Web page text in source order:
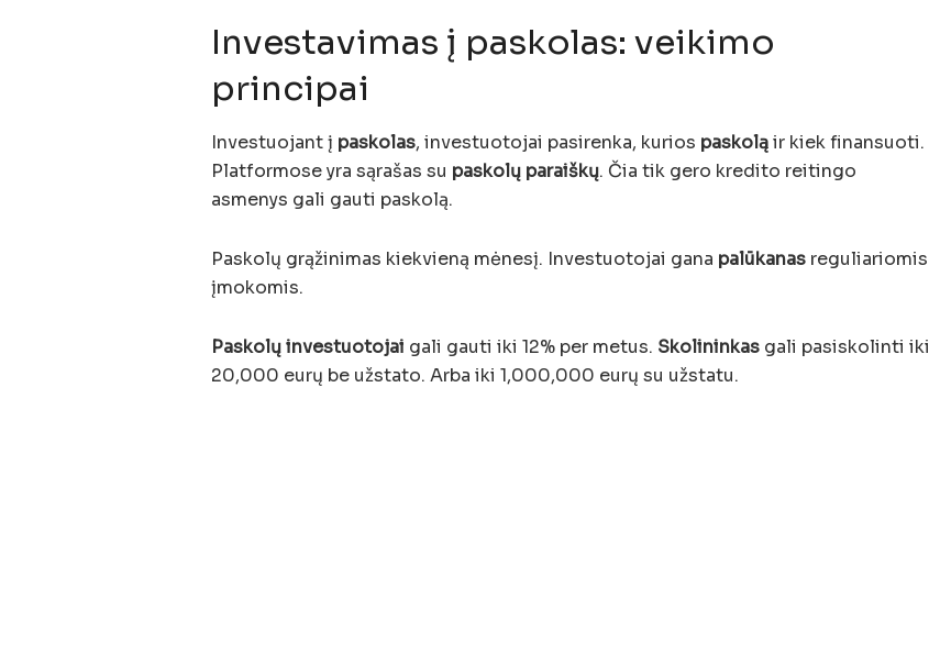
Investavimas į paskolas: veikimo
principai
Investuojant į paskolas, investuotojai pasirenka, kurios paskoląir kiek finansuoti.
Platformose yra sąrašas su paskolų paraiškų. Čia tik gero kredito reitingo
asmenys gali gauti paskolą.
Paskolų grąžinimas kiekvieną mėnesį. Investuotojai gana palūkanas reguliariomis
įmokomis.
Paskolų investuotojai gali gauti iki 12% per metus. Skolininkas gali pasiskolinti iki
20,000 eurų be užstato. Arba iki 1,000,000 eurų su užstatu.